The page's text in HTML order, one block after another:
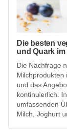
Die besten
und Quark
Die Nachfrage
Milchprodukten
und das
kontinuierlich.
umfassenden
Milch, Joghurt